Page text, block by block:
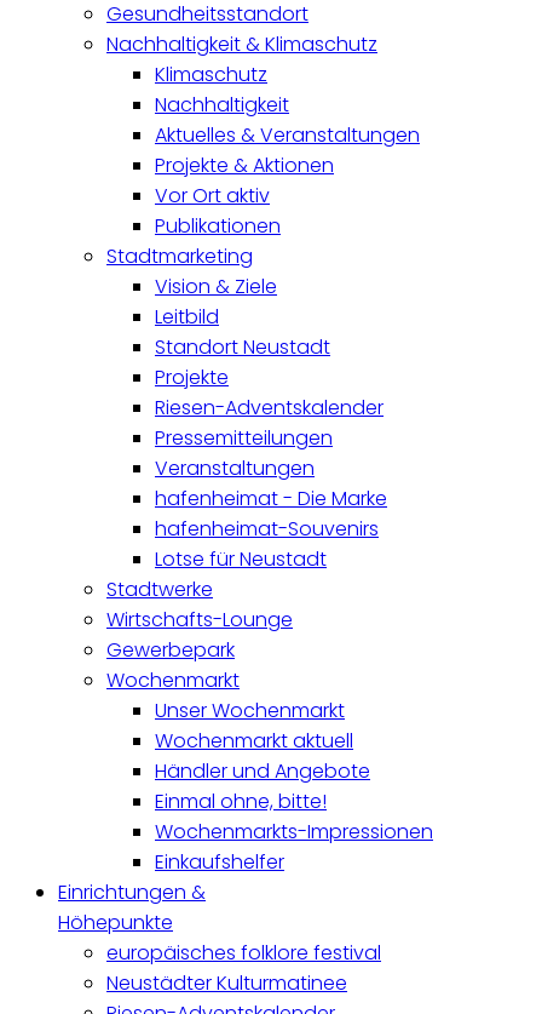
Gesundheitsstandort
Nachhaltigkeit & Klimaschutz
Klimaschutz
Nachhaltigkeit
Aktuelles & Veranstaltungen
Projekte & Aktionen
Vor Ort aktiv
Publikationen
Stadtmarketing
Vision & Ziele
Leitbild
Standort Neustadt
Projekte
Riesen-Adventskalender
Pressemitteilungen
Veranstaltungen
hafenheimat - Die Marke
hafenheimat-Souvenirs
Lotse für Neustadt
Stadtwerke
Wirtschafts-Lounge
Gewerbepark
Wochenmarkt
Unser Wochenmarkt
Wochenmarkt aktuell
Händler und Angebote
Einmal ohne, bitte!
Wochenmarkts-Impressionen
Einkaufshelfer
Einrichtungen &
Höhepunkte
europäisches folklore festival
Neustädter Kulturmatinee